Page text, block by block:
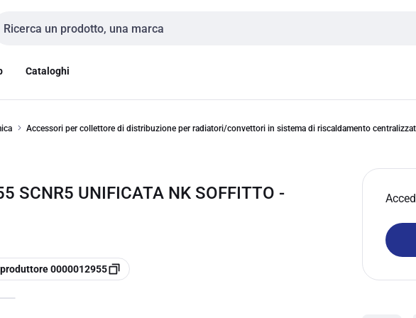
input
Cataloghi
Accessori per collettore di distribuzione per radiatori/convettori in sistema di riscaldamento
SCNR5 UNIFICATA NK SOFFITTO -
0000012955